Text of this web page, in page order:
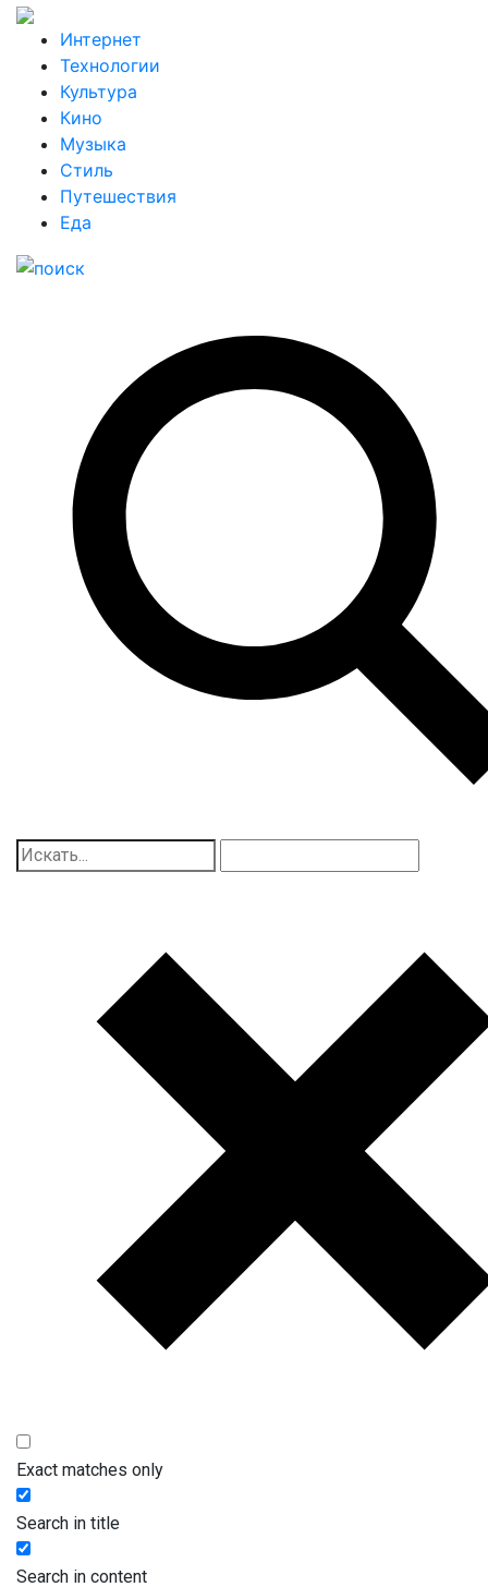
Интернет
Технологии
Культура
Кино
Музыка
Стиль
Путешествия
Еда
Exact matches only
Search in title
Search in content